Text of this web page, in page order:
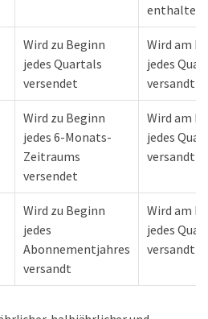
enthalten
Wird zu Beginn
jedes Quartals
versendet
Wird am
jedes
versandt
Wird zu Beginn
jedes 6-Monats-
Zeitraums
versendet
Wird am
jedes
versandt
Wird zu Beginn
jedes
Abonnementjahres
versandt
Wird am
jedes
versandt